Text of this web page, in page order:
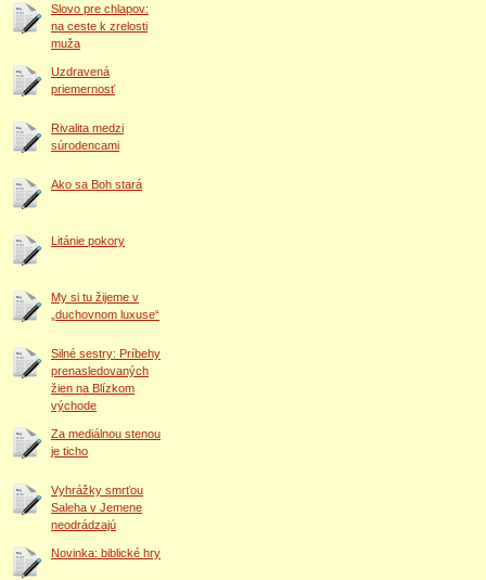
Slovo pre chlapov:
na ceste k zrelosti
muža
Uzdravená
priemernosť
Rivalita medzi
súrodencami
Ako sa Boh stará
Litánie pokory
My si tu žijeme v
„duchovnom luxuse“
Silné sestry: Príbehy
prenasledovaných
žien na Blízkom
východe
Za mediálnou stenou
je ticho
Vyhrážky smrťou
Saleha v Jemene
neodrádzajú
Novinka: biblické hry